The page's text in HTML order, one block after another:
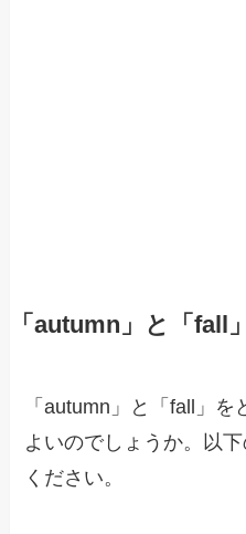
「autumn」と「fall
「autumn」と「fall」
よいのでしょうか。以
ください。